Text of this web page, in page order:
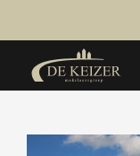
Koopaanbod